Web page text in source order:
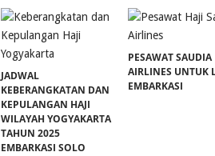
JADWAL
KEBERANGKATAN DAN
KEPULANGAN HAJI
WILAYAH YOGYAKARTA
TAHUN 2025
EMBARKASI SOLO
PESAWAT SAUDIA
AIRLINES UNTUK
EMBARKASI